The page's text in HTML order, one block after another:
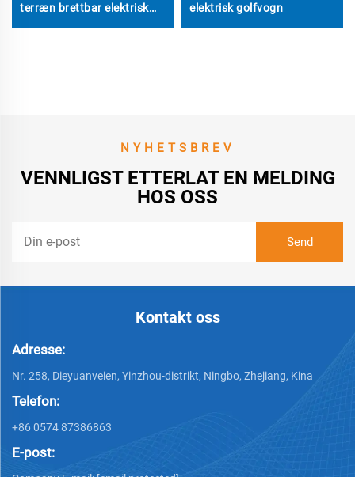
terræn brettbar elektrisk
elektrisk golfvogn
NYHETSBREV
VENNLIGST ETTERLAT EN MELDING
HOS OSS
Kontakt oss
Adresse:
Nr. 258, Dieyuanveien, Yinzhou-distrikt, Ningbo, Zhejiang, Kina
Telefon:
+86 0574 87386863
E-post: